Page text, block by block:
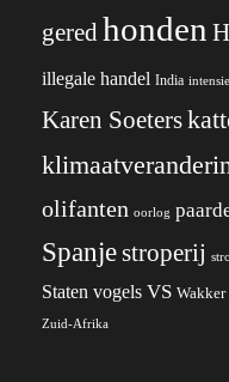
gered honden
illegale handel India
Karen Soeters
olifanten oorlog
Spanjestroperij
Staten vogels VS Wakker
Zuid-Afrika